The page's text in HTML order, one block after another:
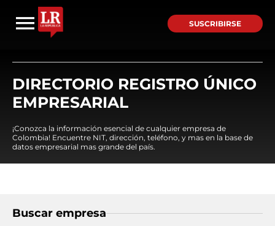
SUSCRIBIRSE
DIRECTORIO REGISTRO ÚNICO
EMPRESARIAL
¡Conozca la información esencial de cualquier empresa de
Colombia! Encuentre NIT, dirección, teléfono, y mas en la base de
datos empresarial mas grande del país.
Buscar empresa